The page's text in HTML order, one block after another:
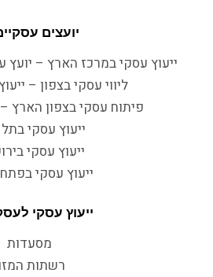
יועצים
ייעוץ עסקי במרכז הארץ – יועץ
ליווי עסקי בצפון –
פיתוח עסקי בצפון הארץ
ייעוץ עסקי
ייעוץ עסקי
ייעוץ עסקי
ייעוץ עסקי
מסעדות
רשתות